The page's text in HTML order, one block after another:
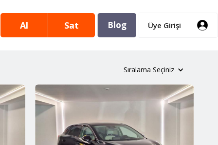
Al Sat Blog Üye Girişi
Sıralama Seçiniz